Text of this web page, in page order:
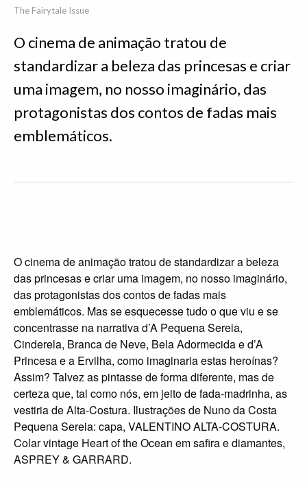
The Fairytale Issue
O cinema de animação tratou de
standardizar a beleza das princesas e criar
uma imagem, no nosso imaginário, das
protagonistas dos contos de fadas mais
emblemáticos.
O cinema de animação tratou de standardizar a beleza
das princesas e criar uma imagem, no nosso imaginário,
das protagonistas dos contos de fadas mais
emblemáticos. Mas se esquecesse tudo o que viu e se
concentrasse na narrativa d’A Pequena Sereia,
Cinderela, Branca de Neve, Bela Adormecida e d’A
Princesa e a Ervilha, como imaginaria estas heroínas?
Assim? Talvez as pintasse de forma diferente, mas de
certeza que, tal como nós, em jeito de fada-madrinha, as
vestiria de Alta-Costura. Ilustrações de Nuno da Costa
Pequena Sereia: capa, VALENTINO ALTA-COSTURA.
Colar vintage Heart of the Ocean em safira e diamantes,
ASPREY & GARRARD.